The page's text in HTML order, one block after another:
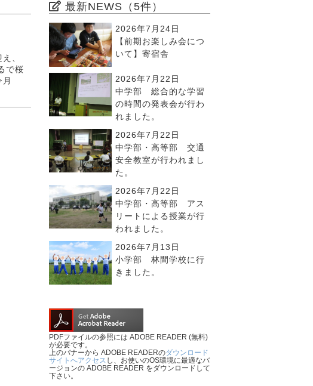
、
で桜
最新NEWS（5件）
2026年7月24日
【前期お楽しみ会につ
いて】寄宿舎
2026年7月22日
中学部 総合的な学習
の時間の発表会が行わ
れました。
2026年7月22日
中学部・高等部 交通
安全教室が行われまし
た。
2026年7月22日
中学部・高等部 アス
リートによる授業が行
われました。
2026年7月13日
小学部 林間学校に行
きました。
PDFファイルの参照には ADOBE READER (無料)
が必要です。
上のバナーから ADOBE READERのダウンロード
サイトへアクセス し、お使いのOS環境に最適なバ
ージョンの ADOBE READER をダウンロードして
下さい。